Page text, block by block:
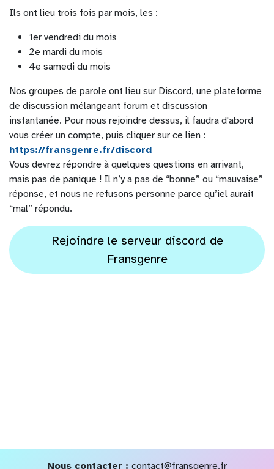
Ils ont lieu trois fois par mois, les :
1er vendredi du mois
2e mardi du mois
4e samedi du mois
Nos groupes de parole ont lieu sur Discord, une plateforme
de discussion mélangeant forum et discussion
instantanée. Pour nous rejoindre dessus, il faudra d'abord
vous créer un compte, puis cliquer sur ce lien :
https://fransgenre.fr/discord
Vous devrez répondre à quelques questions en arrivant,
mais pas de panique ! Il n’y a pas de “bonne” ou “mauvaise”
réponse, et nous ne refusons personne parce qu’iel aurait
“mal” répondu.
Rejoindre le serveur discord de
Fransgenre
Nous contacter : contact@fransgenre.fr